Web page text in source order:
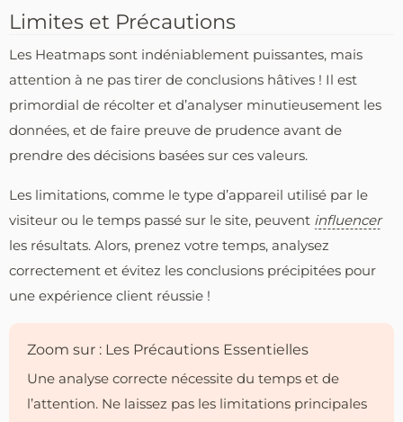
Limites et Précautions
Les Heatmaps sont indéniablement puissantes, mais
attention à ne pas tirer de conclusions hâtives ! Il est
primordial de récolter et d’analyser minutieusement les
données, et de faire preuve de prudence avant de
prendre des décisions basées sur ces valeurs.
Les limitations, comme le type d’appareil utilisé par le
visiteur ou le temps passé sur le site, peuvent influencer
les résultats. Alors, prenez votre temps, analysez
correctement et évitez les conclusions précipitées pour
une expérience client réussie !
Zoom sur : Les Précautions Essentielles
Une analyse correcte nécessite du temps et de
l’attention. Ne laissez pas les limitations principales